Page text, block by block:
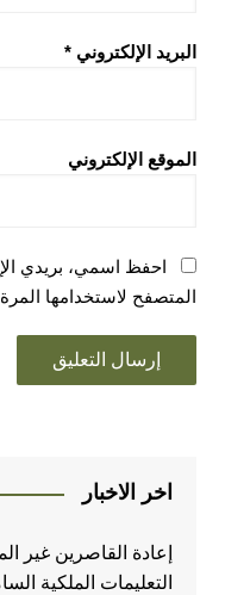
البريد الإلكتروني *
الموقع الإلكتروني
احفظ اسمي، بريدي
المتصفح لاستخدامها
اخر الاخبار
إعادة القاصرين غير
التعليمات الملكية